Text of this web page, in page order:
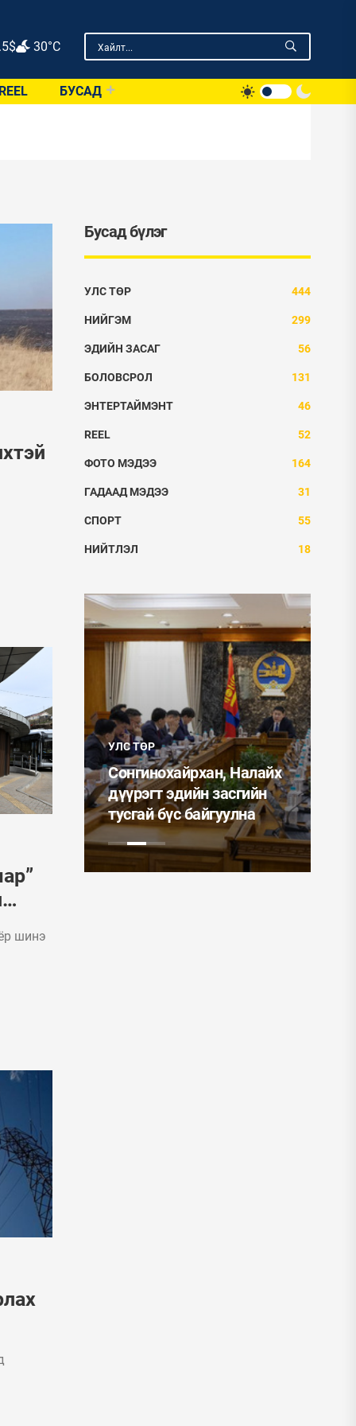
$ 30°C
БУСАД
шинэ
Бусад бүлэг
УЛС ТӨР 444
НИЙГЭМ 299
ЭДИЙН ЗАСАГ 56
БОЛОВСРОЛ 131
ЭНТЕРТАЙМЭНТ 46
REEL 52
ФОТО МЭДЭЭ 164
ГАДААД МЭДЭЭ 31
СПОРТ 55
НИЙТЛЭЛ 18
Налайх
УЛС ТӨР
Монгол Улсын
Ерөнхийлөгч У.Хүрэлсүх
ээжүүдэд Алдарт эхийн
одон гардуулав